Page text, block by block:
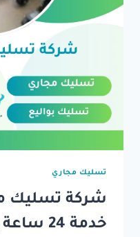
تسليك مجاري
شركة تسليك
خدمة